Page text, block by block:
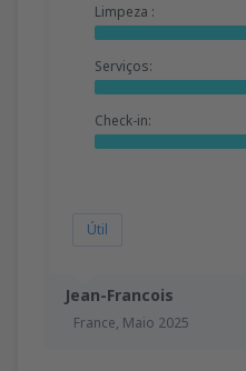
Jean-Francois
France, Maio 2025
Limpeza :
Serviços:
Check-in:
Útil